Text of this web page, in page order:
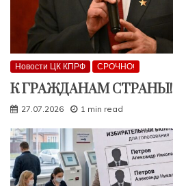
Новости ЦК КПРФ СРОЧНО!
К ГРАЖДАНАМ СТРАНЫ!
27.07.2026 1 min read